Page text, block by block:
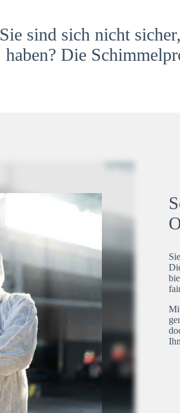
Sie sind sich nicht
haben? Die